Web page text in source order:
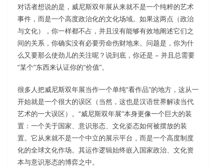
对话者想说的是，威尼斯双年展从来就不是一个纯粹的艺术
事件，而是一个高度政治化的文化场域。如果这两点（政治
与文化），你一样都不占，并且没有能够有效地阐述它们之
间的关系，你确实没有必要劳命伤财地来。问题是，你为什
么又要那么使劲儿的关注呢？说到底，你还是 – 并且总需要
“某个”东西来认证你的“价值”。
很多人把威尼斯双年展当作一个单纯“看作品”的地方，这从一
开始就是一个很大的误区（当然，这也是汉语世界解读当代
艺术的一大误区）。“威尼斯双年展”本身更像一个巨大的装
置：一个关于国家、意识形态、文化姿态如何被摆放的装
置。它从来就不是一个中立的展示平台，而是一个高度制度
化的全球文化作场。其运作逻辑始终嵌入国家政治、文化资
本与意识形态的博弈之中。